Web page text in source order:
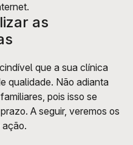
as
que a sua clínica
qualidade. Não adianta
pois isso se
A seguir, veremos os